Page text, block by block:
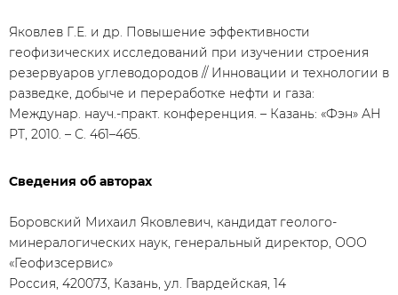
Яковлев Г.Е. и др. Повышение эффективности
геофизических исследований при изучении строения
резервуаров углеводородов // Инновации и технологии в
разведке, добыче и переработке нефти и газа:
Междунар. науч.-практ. конференция. – Казань: «Фэн» АН
РТ, 2010. – С. 461–465.
Сведения об авторах
Боровский Михаил Яковлевич, кандидат геолого-
минералогических наук, генеральный директор, ООО
«Геофизсервис»
Россия, 420073, Казань, ул. Гвардейская, 14